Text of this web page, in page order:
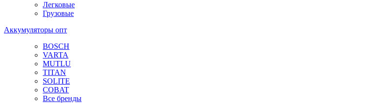
Легковые
Грузовые
Аккумуляторы опт
BOSCH
VARTA
MUTLU
TITAN
SOLITE
COBAT
Все бренды